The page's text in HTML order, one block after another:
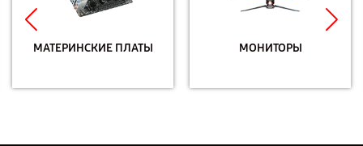
МАТЕРИНСКИЕ ПЛАТЫ МОНИТОРЫ